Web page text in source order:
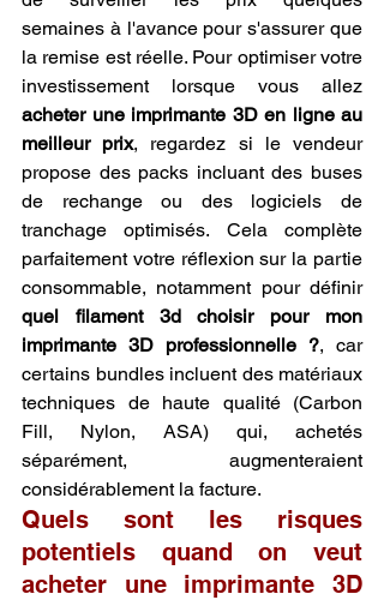
semaines à l'avance pour s'assurer que
la remise est réelle. Pour optimiser votre
acheter une imprimante 3D en ligne au
meilleur prix, regardez si le vendeur
propose des packs incluant des buses
de rechange ou des logiciels de
tranchage optimisés. Cela complète
parfaitement votre réflexion sur la partie
consommable, notamment pour définir
quel filament 3d choisir pour mon
imprimante 3D professionnelle ?, car
certains bundles incluent des matériaux
techniques de haute qualité (Carbon
Fill, Nylon, ASA) qui, achetés
séparément, augmenteraient
considérablement la facture.
Quels sont les risques
potentiels quand on veut
acheter une imprimante 3D